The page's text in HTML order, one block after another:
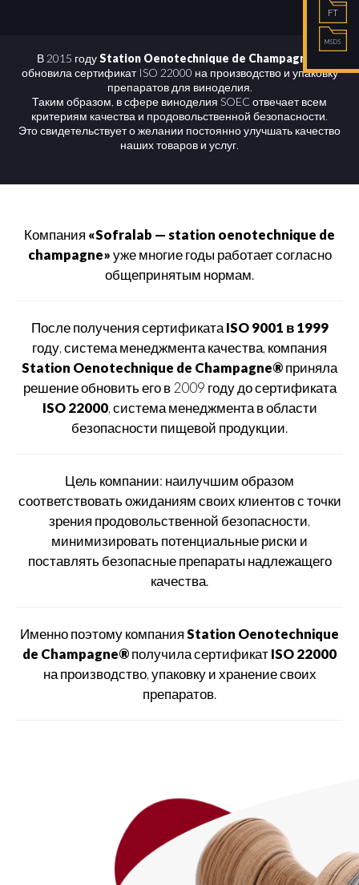
FT
MSDS
В 2015 годуStation Oenotechnique de Champagne®
обновила сертификат ISO 22000 на производство и упаковку
препаратов для виноделия.
Таким образом, в сфере виноделия SOEC отвечает всем
критериям качества и продовольственной безопасности.
Это свидетельствует о желании постоянно улучшать качество
наших товаров и услуг.
Компания «Sofralab — station oenotechnique de
champagne»уже многие годы работает согласно
общепринятым нормам.
После получения сертификатаISO 9001 в 1999
году, система менеджмента качества, компания
Station Oenotechnique de Champagne®приняла
решение обновить его в 2009 году до сертификата
ISO 22000, система менеджмента в области
безопасности пищевой продукции.
Цель компании: наилучшим образом
соответствовать ожиданиям своих клиентов с точки
зрения продовольственной безопасности,
минимизировать потенциальные риски и
поставлять безопасные препараты надлежащего
качества.
Именно поэтому компанияStation Oenotechnique
de Champagne®получила сертификатISO 22000
на производство, упаковку и хранение своих
препаратов.